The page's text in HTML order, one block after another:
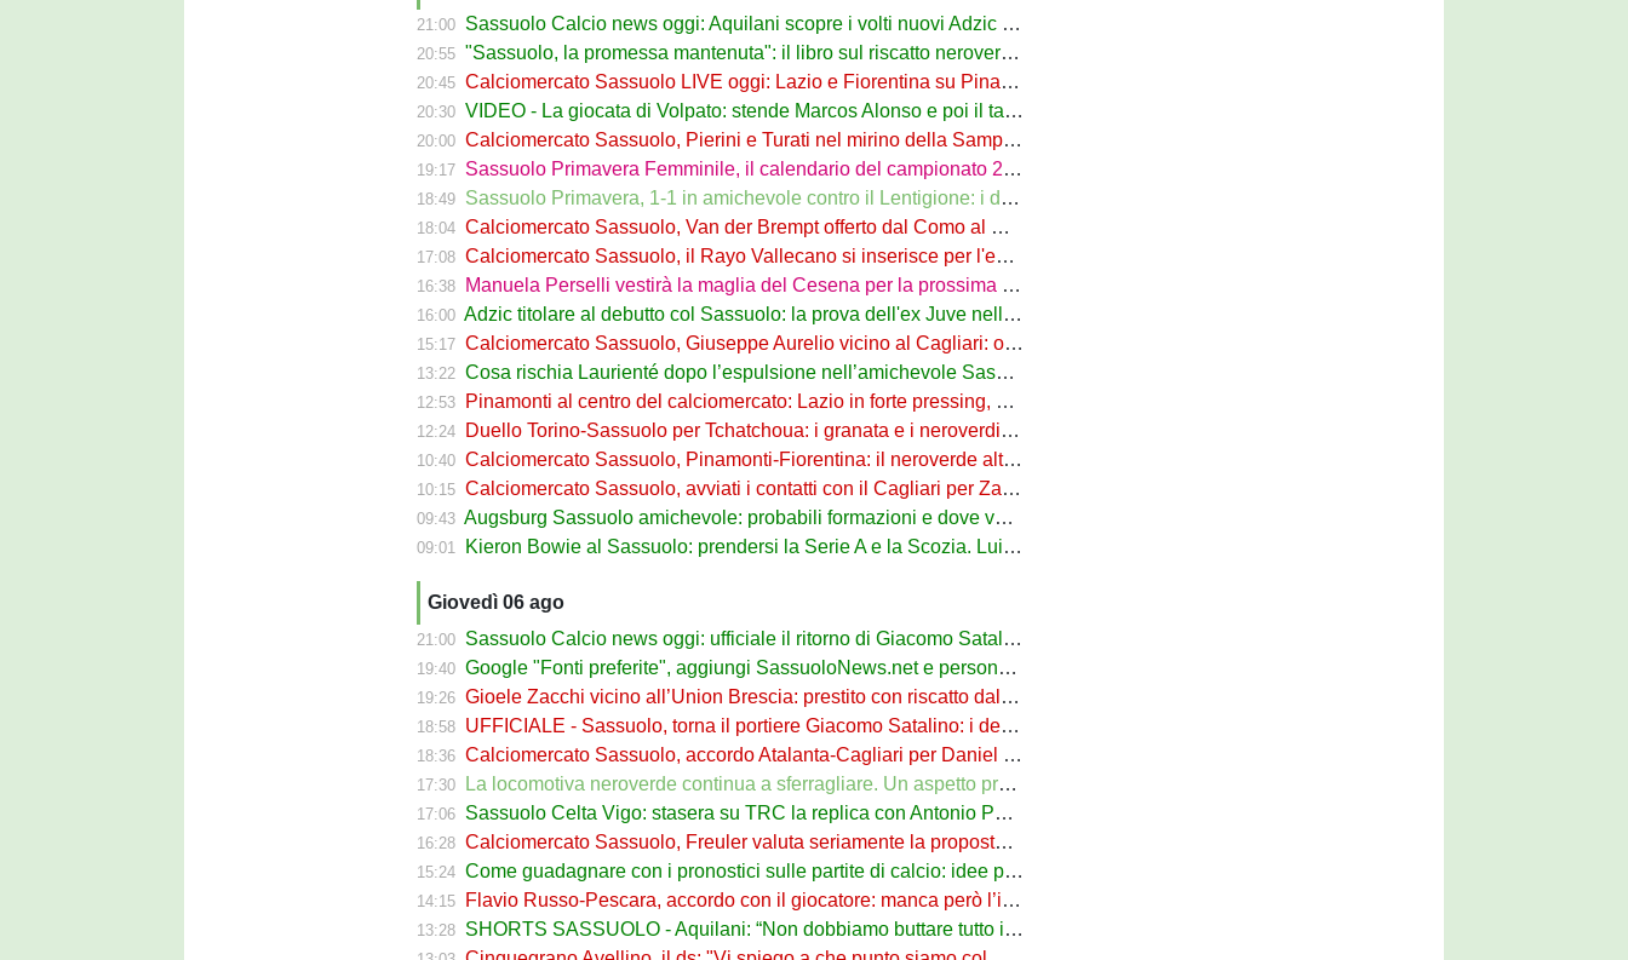
21:00 Sassuolo Calcio news oggi: Aquilani scopre i volti nuovi Adzic e Bowie
20:55 "Sassuolo, la promessa mantenuta": il libro sul riscatto neroverde su Amazon e in libreria
20:45 Calciomercato Sassuolo LIVE oggi: Lazio e Fiorentina su Pinamonti, rispunta Zappa
20:30 VIDEO - La giocata di Volpato: stende Marcos Alonso e poi il tacco per il gol di Bakola
20:00 Calciomercato Sassuolo, Pierini e Turati nel mirino della Sampdoria
19:17 Sassuolo Primavera Femminile, il calendario del campionato 26/27: si parte a Parma
18:49 Sassuolo Primavera, 1-1 in amichevole contro il Lentigione: i dettagli
18:04 Calciomercato Sassuolo, Van der Brempt offerto dal Como al Cagliari per avere Esposito
17:08 Calciomercato Sassuolo, il Rayo Vallecano si inserisce per l'ex Torino Obrador
16:38 Manuela Perselli vestirà la maglia del Cesena per la prossima stagione
16:00 Adzic titolare al debutto col Sassuolo: la prova dell'ex Juve nell'1-4 col Celta
15:17 Calciomercato Sassuolo, Giuseppe Aurelio vicino al Cagliari: operazione in dirittura d’arrivo
13:22 Cosa rischia Laurienté dopo l’espulsione nell’amichevole Sassuolo-Celta Vigo
12:53 Pinamonti al centro del calciomercato: Lazio in forte pressing, Fiorentina osserva
12:24 Duello Torino-Sassuolo per Tchatchoua: i granata e i neroverdi valutano per l'ex Verona
10:40 Calciomercato Sassuolo, Pinamonti-Fiorentina: il neroverde alternativa a Pellegrino del Parma
10:15 Calciomercato Sassuolo, avviati i contatti con il Cagliari per Zappa
09:43 Augsburg Sassuolo amichevole: probabili formazioni e dove vederla in tv e streaming
09:01 Kieron Bowie al Sassuolo: prendersi la Serie A e la Scozia. Lui o Pinamonti: chi sarà titolare
Giovedì 06 ago
21:00 Sassuolo Calcio news oggi: ufficiale il ritorno di Giacomo Satalino a un mese dall'addio
19:40 Google "Fonti preferite", aggiungi SassuoloNews.net e personalizza le tue notizie
19:26 Gioele Zacchi vicino all’Union Brescia: prestito con riscatto dal Sassuolo
18:58 UFFICIALE - Sassuolo, torna il portiere Giacomo Satalino: i dettagli
18:36 Calciomercato Sassuolo, accordo Atalanta-Cagliari per Daniel Maldini: i dettagli
17:30 La locomotiva neroverde continua a sferragliare. Un aspetto preoccupa Aquilani dopo il Celta
17:06 Sassuolo Celta Vigo: stasera su TRC la replica con Antonio Parrotto seconda voce nel 2° tempo
16:28 Calciomercato Sassuolo, Freuler valuta seriamente la proposta neroverde
15:24 Come guadagnare con i pronostici sulle partite di calcio: idee per gli appassionati di sport
14:15 Flavio Russo-Pescara, accordo con il giocatore: manca però l’intesa con il Sassuolo
13:28 SHORTS SASSUOLO - Aquilani: “Non dobbiamo buttare tutto in vacca”